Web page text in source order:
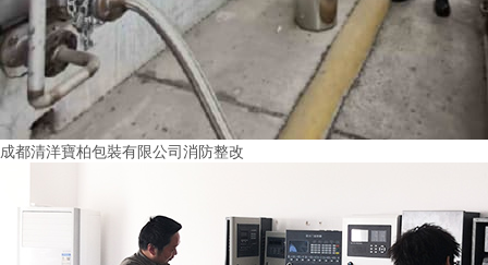
成都清洋寶柏包裝有限公司消防整改